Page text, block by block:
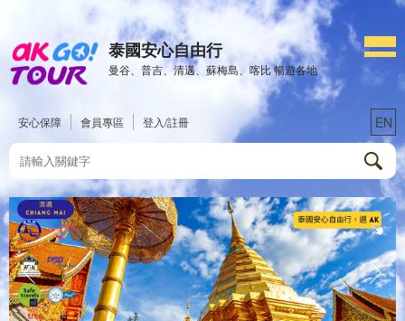
泰國安心自由行
曼谷、普吉、清邁、蘇梅島、喀比 暢遊各地
安心保障 會員專區 登入/註冊 EN